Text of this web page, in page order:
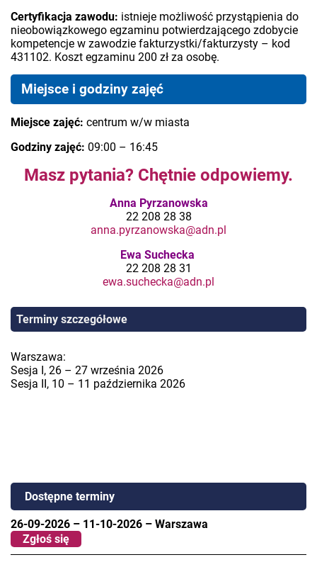
Certyfikacja zawodu: istnieje możliwość przystąpienia do
nieobowiązkowego egzaminu potwierdzającego zdobycie
kompetencje w zawodzie fakturzystki/fakturzysty – kod
431102. Koszt egzaminu 200 zł za osobę.
Miejsce i godziny zajęć
Miejsce zajęć: centrum w/w miasta
Godziny zajęć: 09:00 – 16:45
Masz pytania? Chętnie odpowiemy.
Anna Pyrzanowska
22 208 28 38
anna.pyrzanowska@adn.pl
Ewa Suchecka
22 208 28 31
ewa.suchecka@adn.pl
Terminy szczegółowe
Warszawa:
Sesja I, 26 – 27 września 2026
Sesja II, 10 – 11 października 2026
Dostępne terminy
26-09-2026 – 11-10-2026 – Warszawa
Zgłoś się